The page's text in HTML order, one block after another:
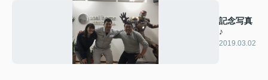
記念写真
♪
2019.03.02